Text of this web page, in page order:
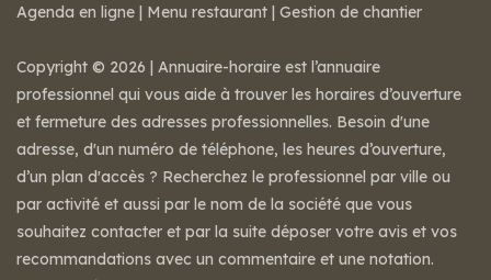
Agenda en ligne | Menu restaurant | Gestion de chantier
Copyright © 2026 | Annuaire-horaire est l’annuaire
professionnel qui vous aide à trouver les horaires d’ouverture
et fermeture des adresses professionnelles. Besoin d'une
adresse, d'un numéro de téléphone, les heures d’ouverture,
d’un plan d'accès ? Recherchez le professionnel par ville ou
par activité et aussi par le nom de la société que vous
souhaitez contacter et par la suite déposer votre avis et vos
recommandations avec un commentaire et une notation.